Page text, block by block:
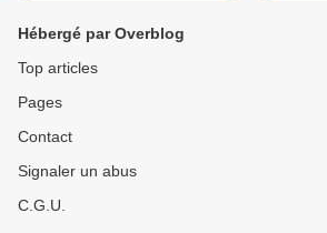
Hébergé par Overblog
Top articles
Pages
Contact
Signaler un abus
C.G.U.